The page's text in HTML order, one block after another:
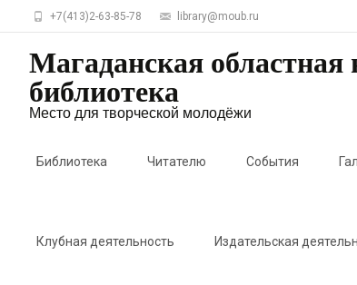
+7(413)2-63-85-78 library@moub.ru
Магаданская
библиотека
Место для творческой молодёжи
Библиотека Читателю События
Клубная деятельность Издательская